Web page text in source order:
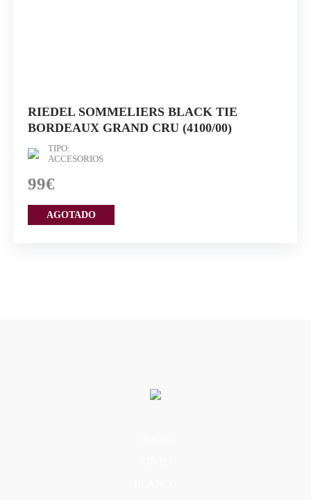
RIEDEL SOMMELIERS BLACK TIE
BORDEAUX GRAND CRU (4100/00)
TIPO:
ACCESORIOS
99€
AGOTADO